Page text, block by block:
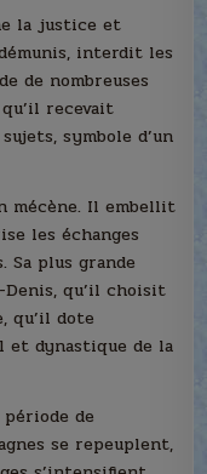
la justice et
interdit les
de nombreuses
recevait
symbole d’un
mécène. Il embellit
les échanges
plus grande
qu’il choisit
qu’il dote
dynastique de la
de
se repeuplent,